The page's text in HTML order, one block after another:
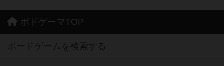
ボドゲーマTOP
ボードゲームを検索する